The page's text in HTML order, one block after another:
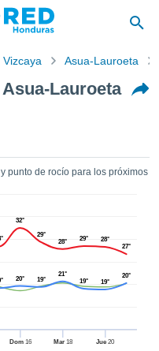
Vizcaya Asua-Lauroeta
Lauroeta
punto de rocío para los próximos
Dom16 Mar18 Jue 20
32°
29°
28°
29°
28°
27°
20° 19°
21°
19°
19°
20°